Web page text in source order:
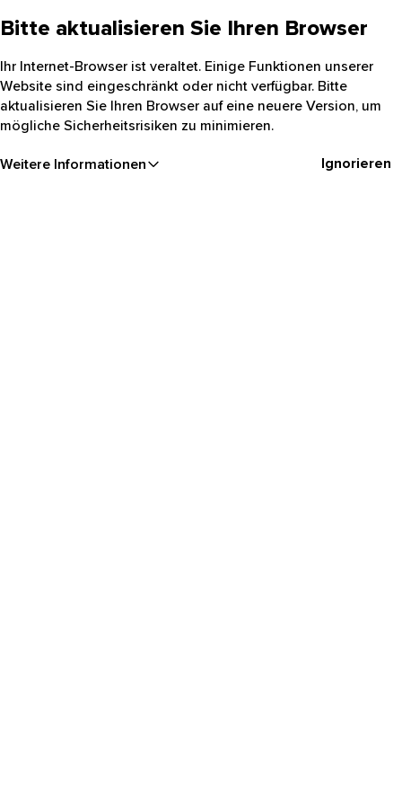
Bitte aktualisieren Sie Ihren Browser
Ihr Internet-Browser ist veraltet. Einige Funktionen unserer
Website sind eingeschränkt oder nicht verfügbar. Bitte
aktualisieren Sie Ihren Browser auf eine neuere Version, um
mögliche Sicherheitsrisiken zu minimieren.
Weitere Informationen Ignorieren